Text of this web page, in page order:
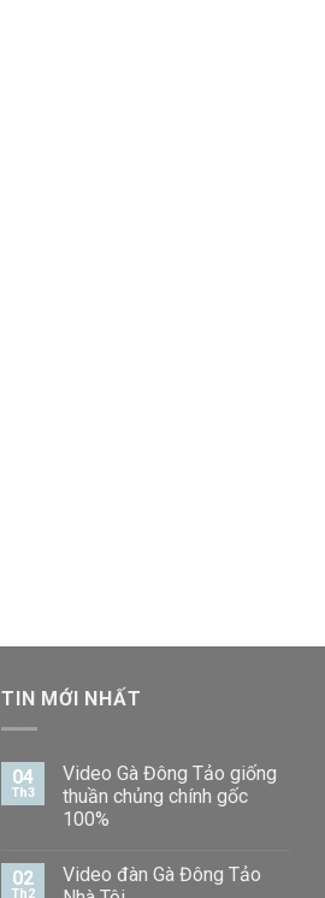
TIN MỚI NHẤT
04
Th3
Video Gà Đông Tảo giống
thuần chủng chính gốc
100%
02
Th2
Video đàn Gà Đông Tảo